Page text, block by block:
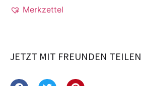
Merkzettel
JETZT MIT FREUNDEN TEILEN